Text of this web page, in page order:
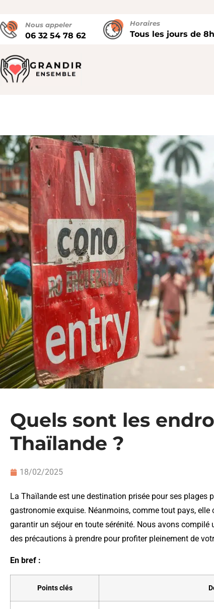
Nous appeler
06 32 54 78 62
Horaires
Tous les jours de
Quels sont les
Thaïlande ?
18/02/2025
La Thaïlande est une destination prisée pour ses plages
gastronomie exquise. Néanmoins, comme tout pays,
garantir un séjour en toute sérénité. Nous avons compilé
des précautions à prendre pour profiter pleinement de
En bref :
Points clés